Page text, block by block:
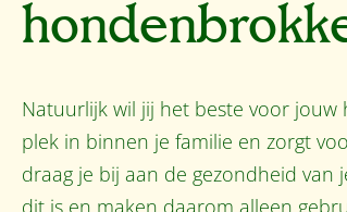
Natuurlijk wil jij het beste voor
plek in binnen je familie en zorgt
draag je bij aan de gezondheid van
dit is en maken daarom alleen